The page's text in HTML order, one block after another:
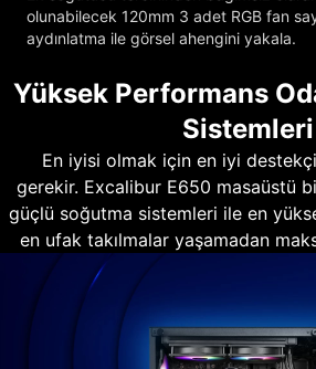
olunabilecek 120mm 3 adet RGB fan
aydınlatma ile görsel ahengini yakala.
Yüksek Performans
Sistemleri
En iyisi olmak için en iyi
gerekir. Excalibur E650 masaüstü
güçlü soğutma sistemleri ile en
en ufak takılmalar yaşamadan